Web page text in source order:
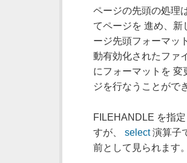
ページの先頭の処理
てページを 進め、
ージ先頭フォーマッ
動有効化されたファ
にフォーマットを 変
ジを行なうことがで
FILEHANDLE を指
すが、select演算子
前として見られます